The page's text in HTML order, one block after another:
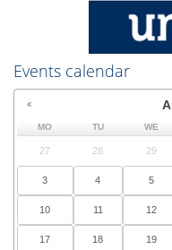
Events calendar
MO TU WE
27 28 29
3 4 5
10 11 12
17 18 19